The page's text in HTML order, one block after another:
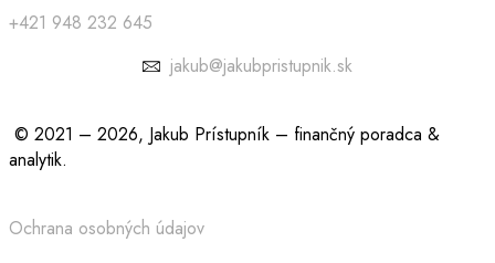
+421 948 232 645
jakub@jakubpristupnik.sk
© 2021 – 2026, Jakub Prístupník – finančný poradca &
analytik.
Ochrana osobných údajov